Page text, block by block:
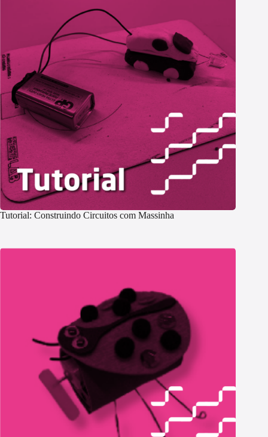
Tutorial: Construindo Circuitos com Massinha